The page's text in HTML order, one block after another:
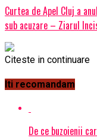
Curtea de Apel Cluj a
sub acuzare – Ziarul
Citeste in continuare
Iti recomandam
De ce buzoienii